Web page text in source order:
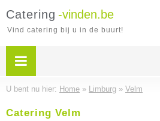
Catering -vinden.be
Vind catering bij u in de buurt!
U bent nu hier: Home » Limburg » Velm
Catering Velm